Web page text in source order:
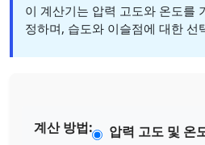
이 계산기는 압력 고도와 온도를
정하며, 습도와 이슬점에 대한 선
계산 방법:
압력 고도 및 온